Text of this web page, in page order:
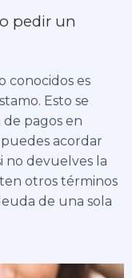
pedir un
conocidos es
Esto se
pagos en
puedes acordar
no devuelves la
otros términos
de una sola